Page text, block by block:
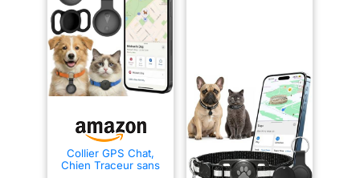
Collier GPS Chat,
Chien Traceur sans